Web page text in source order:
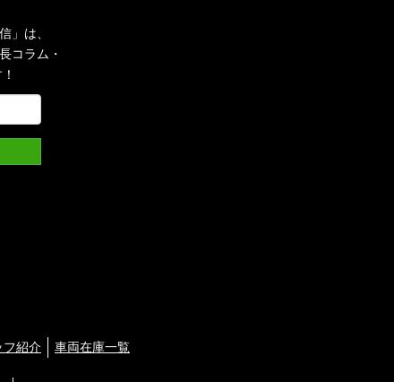
」は、
コラム・
フ紹介 車両在庫一覧